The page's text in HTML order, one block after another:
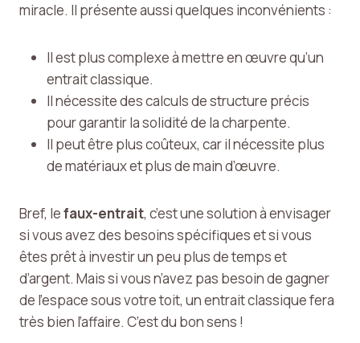
miracle. Il présente aussi quelques inconvénients :
Il est plus complexe à mettre en œuvre qu’un
entrait classique.
Il nécessite des calculs de structure précis
pour garantir la solidité de la charpente.
Il peut être plus coûteux, car il nécessite plus
de matériaux et plus de main d’œuvre.
Bref, lefaux-entrait, c’est une solution à envisager
si vous avez des besoins spécifiques et si vous
êtes prêt à investir un peu plus de temps et
d’argent. Mais si vous n’avez pas besoin de gagner
de l’espace sous votre toit, un entrait classique fera
très bien l’affaire. C’est du bon sens !